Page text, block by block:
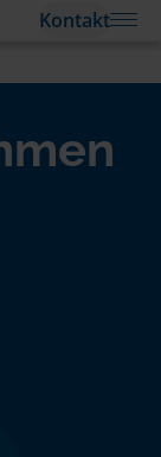
Kontakt